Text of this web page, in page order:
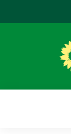
zum